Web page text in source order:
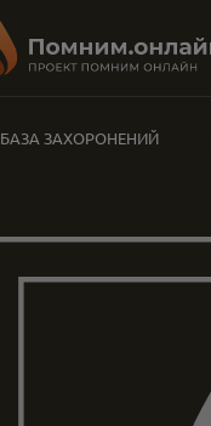
БАЗА ЗАХОРОНЕНИЙ